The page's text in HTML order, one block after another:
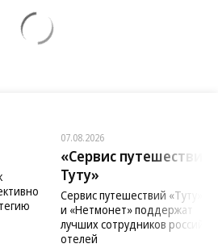
07.08.2026
«Сервис путешествий
Туту»
Сервис путешествий «Туту»
и «Нетмонет» поддержат
лучших сотрудников
отелей